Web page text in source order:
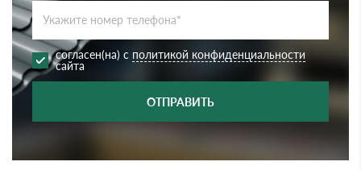
согласен(на) с политикой конфиденциальности
сайта
ОТПРАВИТЬ